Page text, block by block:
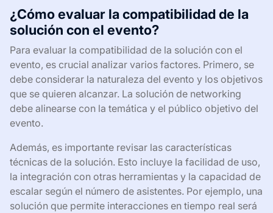
¿Cómo evaluar la compatibilidad de la
solución con el evento?
Para evaluar la compatibilidad de la solución con el
evento, es crucial analizar varios factores. Primero, se
debe considerar la naturaleza del evento y los objetivos
que se quieren alcanzar. La solución de networking
debe alinearse con la temática y el público objetivo del
evento.
Además, es importante revisar las características
técnicas de la solución. Esto incluye la facilidad de uso,
la integración con otras herramientas y la capacidad de
escalar según el número de asistentes. Por ejemplo, una
solución que permite interacciones en tiempo real será